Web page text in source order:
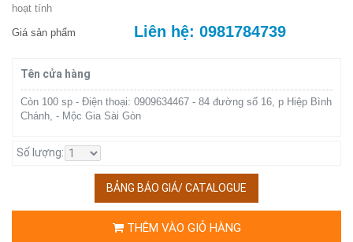
hoạt tính
Giá sản phẩm Liên hệ: 0981784739
Tên cửa hàng
Còn 100 sp - Điện thoại: 0909634467 - 84 đường số 16, p Hiệp Bình
Chánh, - Mộc Gia Sài Gòn
Số lượng:
BẢNG BÁO GIÁ/ CATALOGUE
THÊM VÀO GIỎ HÀNG